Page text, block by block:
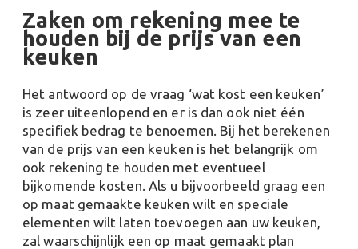
Zaken om rekening mee te
houden bij de prijs van een
keuken
Het antwoord op de vraag ‘wat kost een keuken’
is zeer uiteenlopend en er is dan ook niet één
specifiek bedrag te benoemen. Bij het berekenen
van de prijs van een keuken is het belangrijk om
ook rekening te houden met eventueel
bijkomende kosten. Als u bijvoorbeeld graag een
op maat gemaakte keuken wilt en speciale
elementen wilt laten toevoegen aan uw keuken,
zal waarschijnlijk een op maat gemaakt plan